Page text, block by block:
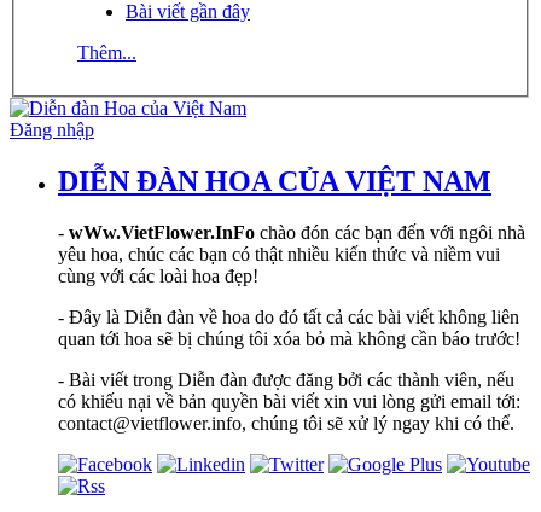
Bài viết gần đây
Thêm...
Đăng nhập
DIỄN ĐÀN HOA CỦA VIỆT NAM
- wWw.VietFlower.InFo chào đón các bạn đến với ngôi nhà
yêu hoa, chúc các bạn có thật nhiều kiến thức và niềm vui
cùng với các loài hoa đẹp!
- Đây là Diễn đàn về hoa do đó tất cả các bài viết không liên
quan tới hoa sẽ bị chúng tôi xóa bỏ mà không cần báo trước!
- Bài viết trong Diễn đàn được đăng bởi các thành viên, nếu
có khiếu nại về bản quyền bài viết xin vui lòng gửi email tới:
contact@vietflower.info, chúng tôi sẽ xử lý ngay khi có thể.